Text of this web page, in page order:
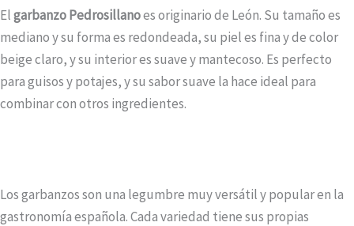
Elgarbanzo Pedrosillanoes originario de León. Su tamaño es
mediano y su forma es redondeada, su piel es fina y de color
beige claro, y su interior es suave y mantecoso. Es perfecto
para guisos y potajes, y su sabor suave la hace ideal para
combinar con otros ingredientes.
Los garbanzos son una legumbre muy versátil y popular en la
gastronomía española. Cada variedad tiene sus propias